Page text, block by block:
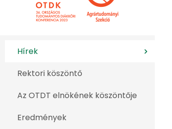
Hírek
Rektori köszöntő
Az OTDT elnökének köszöntője
Eredmények